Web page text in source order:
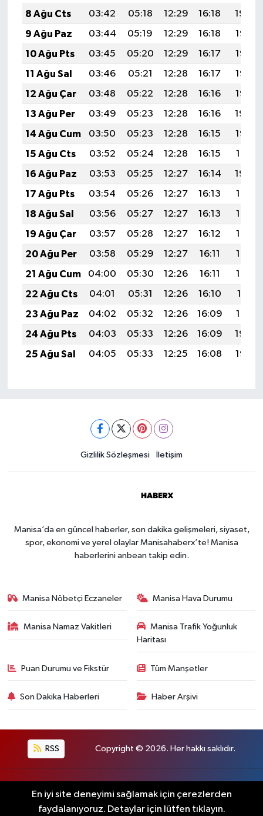
8 Ağu Cts
03:42 05:18 12:29 16:18
19:30
9 Ağu Paz
03:44 05:19 12:29 16:18
19:28
10 Ağu Pts
03:45 05:20 12:29 16:17
19:27
11 Ağu Sal
03:46 05:21 12:28 16:17
19:26
12 Ağu Çar
03:48 05:22 12:28 16:16
19:25
13 Ağu Per
03:49 05:23 12:28 16:16
19:24
14 Ağu Cum
03:50 05:23 12:28 16:15
19:22
15 Ağu Cts
03:52 05:24 12:28 16:15
19:21
16 Ağu Paz
03:53 05:25 12:27 16:14
19:20
17 Ağu Pts
03:54 05:26 12:27 16:13
19:18
18 Ağu Sal
03:56 05:27 12:27 16:13
19:17
19 Ağu Çar
03:57 05:28 12:27 16:12
19:16
20 Ağu Per
03:58 05:29 12:27 16:11
19:14
21 Ağu Cum
04:00 05:30 12:26 16:11
19:13
22 Ağu Cts
04:01 05:31 12:26 16:10
19:11
23 Ağu Paz
04:02 05:32 12:26 16:09
19:10
24 Ağu Pts
04:03 05:33 12:26 16:09
19:09
25 Ağu Sal
04:05 05:33 12:25 16:08 19:07
Gizlilik Sözleşmesi İletişim
Manisa’da en güncel haberler, son dakika gelişmeleri, siyaset,
spor, ekonomi ve yerel olaylar Manisahaberx’te! Manisa
haberlerini anbean takip edin.
Manisa Nöbetçi Eczaneler Manisa Hava Durumu
Manisa Namaz Vakitleri
Manisa Trafik Yoğunluk
Haritası
Puan Durumu ve Fikstür Tüm Manşetler
Son Dakika Haberleri Haber Arşivi
RSS Copyright © 2026. Her hakkı saklıdır.
En iyi site deneyimi sağlamak için çerezlerden
faydalanıyoruz. Detaylar için lütfen tıklayın.